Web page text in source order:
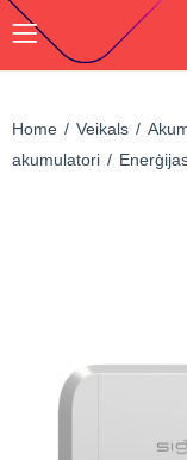
Home Veikals
akumulatori